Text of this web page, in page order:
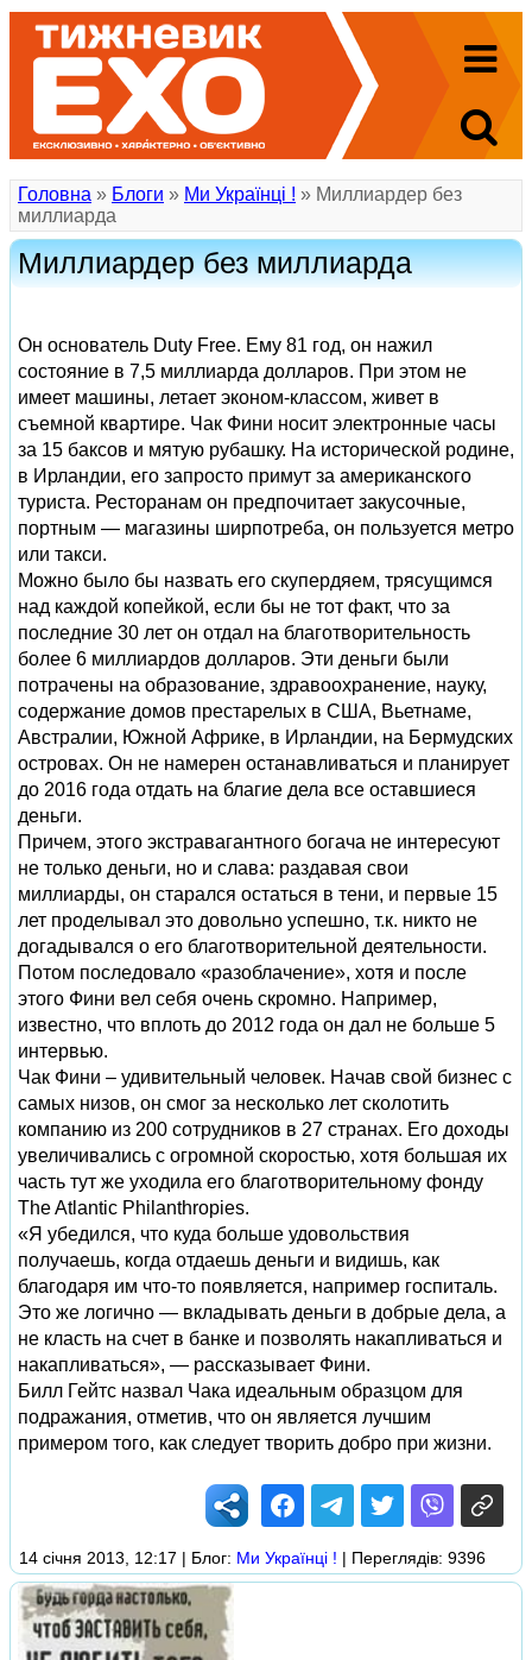
Головна » Блоги » Ми Українці ! » Миллиардер без
миллиарда
Миллиардер без миллиарда
Он основатель Duty Free. Ему 81 год, он нажил
состояние в 7,5 миллиарда долларов. При этом не
имеет машины, летает эконом-классом, живет в
съемной квартире. Чак Фини носит электронные часы
за 15 баксов и мятую рубашку. На исторической родине,
в Ирландии, его запросто примут за американского
туриста. Ресторанам он предпочитает закусочные,
портным — магазины ширпотреба, он пользуется метро
или такси.
Можно было бы назвать его скупердяем, трясущимся
над каждой копейкой, если бы не тот факт, что за
последние 30 лет он отдал на благотворительность
более 6 миллиардов долларов. Эти деньги были
потрачены на образование, здравоохранение, науку,
содержание домов престарелых в США, Вьетнаме,
Австралии, Южной Африке, в Ирландии, на Бермудских
островах. Он не намерен останавливаться и планирует
до 2016 года отдать на благие дела все оставшиеся
деньги.
Причем, этого экстравагантного богача не интересуют
не только деньги, но и слава: раздавая свои
миллиарды, он старался остаться в тени, и первые 15
лет проделывал это довольно успешно, т.к. никто не
догадывался о его благотворительной деятельности.
Потом последовало «разоблачение», хотя и после
этого Фини вел себя очень скромно. Например,
известно, что вплоть до 2012 года он дал не больше 5
интервью.
Чак Фини – удивительный человек. Начав свой бизнес с
самых низов, он смог за несколько лет сколотить
компанию из 200 сотрудников в 27 странах. Его доходы
увеличивались с огромной скоростью, хотя большая их
часть тут же уходила его благотворительному фонду
The Atlantic Philanthropies.
«Я убедился, что куда больше удовольствия
получаешь, когда отдаешь деньги и видишь, как
благодаря им что-то появляется, например госпиталь.
Это же логично — вкладывать деньги в добрые дела, а
не класть на счет в банке и позволять накапливаться и
накапливаться», — рассказывает Фини.
Билл Гейтс назвал Чака идеальным образцом для
подражания, отметив, что он является лучшим
примером того, как следует творить добро при жизни.
14 січня 2013, 12:17 | Блог: Ми Українці ! | Переглядів: 9396